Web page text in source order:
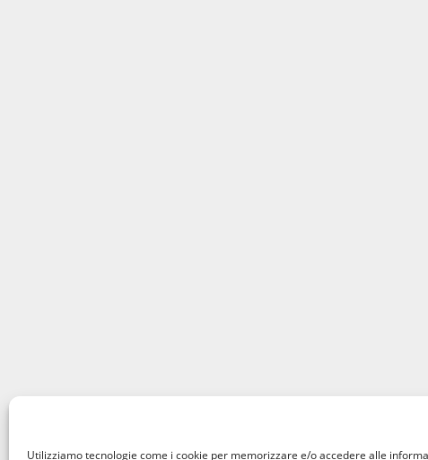
Utilizziamo tecnologie come i cookie per memorizzare e/o accedere alle